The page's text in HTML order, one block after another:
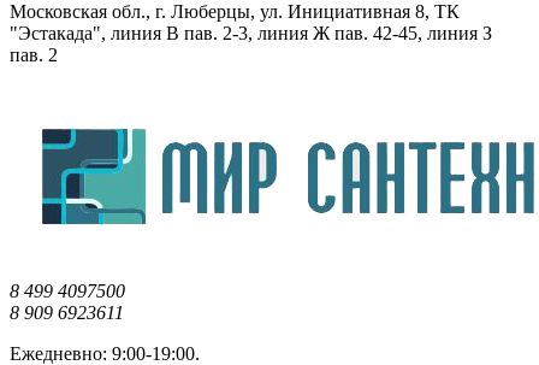
Московская обл., г. Люберцы, ул. Инициативная 8, ТК
"Эстакада", линия В пав. 2-3, линия Ж пав. 42-45, линия З
пав. 2
8 499 4097500
8 909 6923611
Ежедневно: 9:00-19:00.